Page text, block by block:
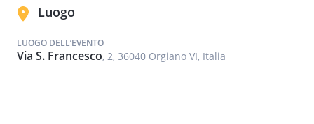
Luogo
LUOGO DELL’EVENTO
Via S. Francesco, 2, 36040 Orgiano VI, Italia